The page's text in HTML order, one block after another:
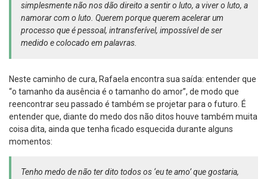
simplesmente não nos dão direito a sentir o luto, a viver o luto, a
namorar com o luto. Querem porque querem acelerar um
processo que é pessoal, intransferível, impossível de ser
medido e colocado em palavras.
Neste caminho de cura, Rafaela encontra sua saída: entender que
“o tamanho da ausência é o tamanho do amor”, de modo que
reencontrar seu passado é também se projetar para o futuro. É
entender que, diante do medo dos não ditos houve também muita
coisa dita, ainda que tenha ficado esquecida durante alguns
momentos:
Tenho medo de não ter dito todos os ‘eu te amo’ que gostaria,